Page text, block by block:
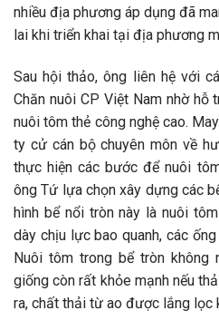
nhiều địa phương áp dụng đã
lai khi triển khai tại địa phương
Sau hội thảo, ông liên hệ với
Chăn nuôi CP Việt Nam nhờ hỗ
nuôi tôm thẻ công nghệ cao.
ty cử cán bộ chuyên môn về
thực hiện các bước để nuôi
ông Tứ lựa chọn xây dựng các
hình bể nổi tròn này là nuôi
dày chịu lực bao quanh, các
Nuôi tôm trong bể tròn không
giống còn rất khỏe mạnh nếu
ra, chất thải từ ao được lắng lọc